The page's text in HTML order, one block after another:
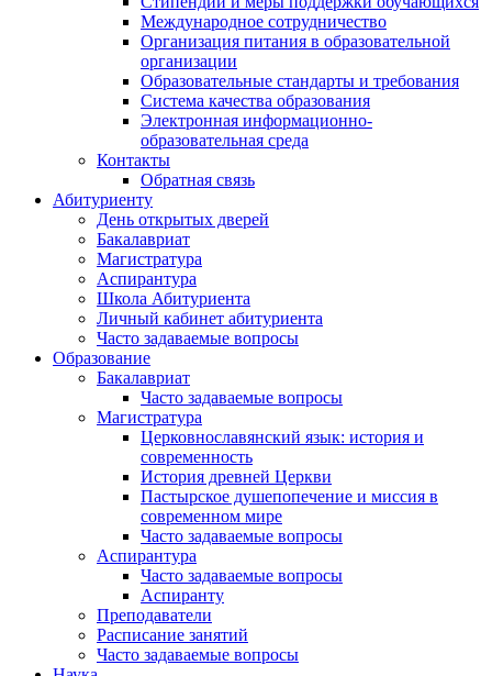
Международное сотрудничество
Организация питания в образовательной
организации
Образовательные стандарты и требования
Система качества образования
Электронная информационно-
образовательная среда
Контакты
Обратная связь
Абитуриенту
День открытых дверей
Бакалавриат
Магистратура
Аспирантура
Школа Абитуриента
Личный кабинет абитуриента
Часто задаваемые вопросы
Образование
Бакалавриат
Часто задаваемые вопросы
Магистратура
Церковнославянский язык: история и
современность
История древней Церкви
Пастырское душепопечение и миссия в
современном мире
Часто задаваемые вопросы
Аспирантура
Часто задаваемые вопросы
Аспиранту
Преподаватели
Расписание занятий
Часто задаваемые вопросы